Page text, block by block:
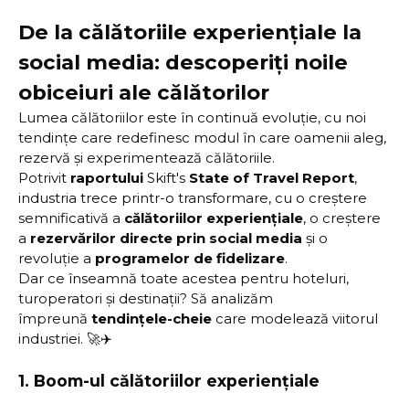
De la călătoriile experiențiale la
social media: descoperiți noile
obiceiuri ale călătorilor
Lumea călătoriilor este în continuă evoluție, cu noi
tendințe care redefinesc modul în care oamenii aleg,
rezervă și experimentează călătoriile.
Potrivit raportului Skift's State of Travel Report,
industria trece printr-o transformare, cu o creștere
semnificativă a călătoriilor experiențiale, o creștere
a rezervărilor directe prin social media și o
revoluție a programelor de fidelizare.
Dar ce înseamnă toate acestea pentru hoteluri,
turoperatori și destinații? Să analizăm
împreună tendințele-cheie care modelează viitorul
industriei. 🚀✈️
1. Boom-ul călătoriilor experiențiale